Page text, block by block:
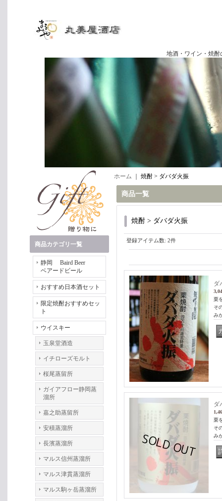
地酒・ワイン・焼酎の専門店
商品カテゴリ一覧
静岡 Baird Beer
ベアードビール
おすすめ日本酒セット
限定焼酎おすすめセッ
ト
ウイスキー
玉泉堂酒造
イチローズモルト
桜尾蒸留所
ガイアフロー静岡蒸
溜所
嘉之助蒸留所
安積蒸溜所
長濱蒸溜所
マルス信州蒸溜所
マルス津貫蒸溜所
マルス駒ヶ岳蒸溜所
ホーム 焼酎 > ダバダ火振
商品一覧
焼酎 > ダバダ火振
登録アイテム数: 2件
ダ
栗
そ
み
ダ
栗
そ
み